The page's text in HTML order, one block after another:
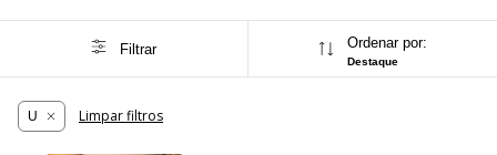
Filtrar Ordenar por:
Destaque
U Limpar filtros